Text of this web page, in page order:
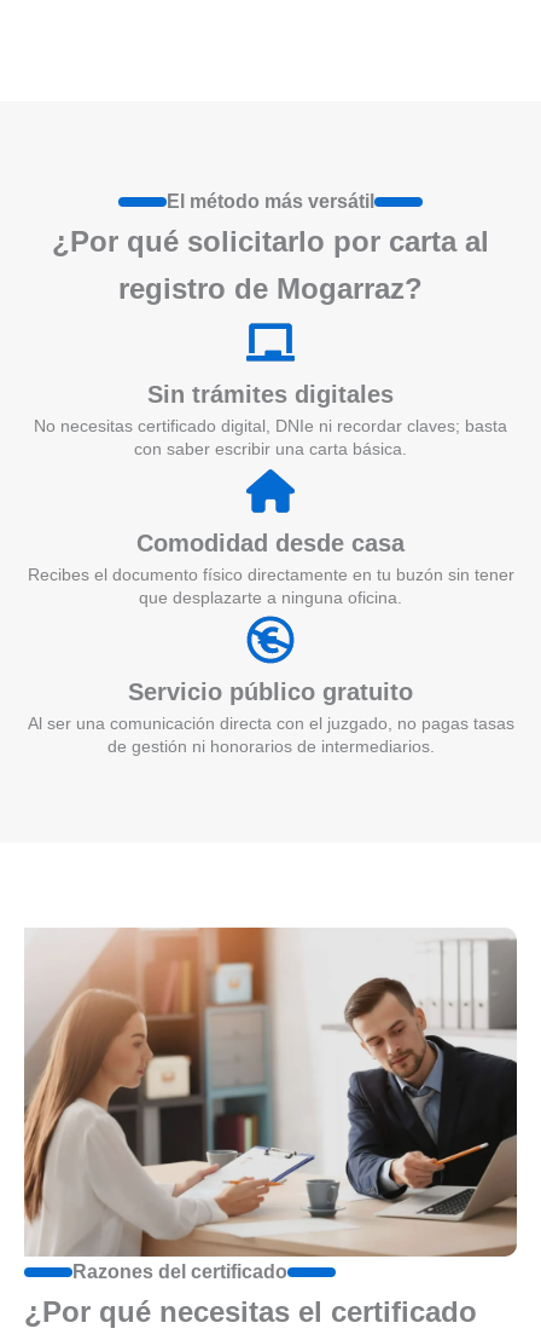
El método más versátil
¿Por qué solicitarlo por carta al
registro de Mogarraz?
Sin trámites digitales
No necesitas certificado digital, DNIe ni recordar claves; basta
con saber escribir una carta básica.
Comodidad desde casa
Recibes el documento físico directamente en tu buzón sin tener
que desplazarte a ninguna oficina.
Servicio público gratuito
Al ser una comunicación directa con el juzgado, no pagas tasas
de gestión ni honorarios de intermediarios.
Razones del certificado
¿Por qué necesitas el certificado